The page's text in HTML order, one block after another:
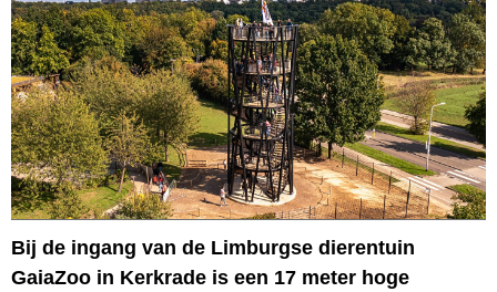
Bij de ingang van de Limburgse dierentuin
GaiaZoo in Kerkrade is een 17 meter hoge